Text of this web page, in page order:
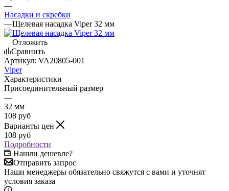
—
Насадки и скребки
—Щелевая насадка Viper 32 мм
Отложить
Сравнить
Артикул: VA20805-001
Viper
Характеристики
Присоединительный размер
—
32 мм
108 руб
Варианты цен
108 руб
Подробности
Нашли дешевле?
Отправить запрос
Наши менеджеры обязательно свяжутся с вами и уточнят
условия заказа